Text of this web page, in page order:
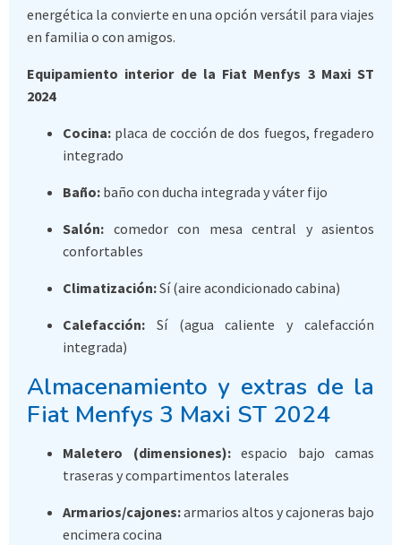
energética la convierte en una opción versátil para viajes
en familia o con amigos.
Equipamiento interior de la Fiat Menfys 3 Maxi ST
2024
Cocina: placa de cocción de dos fuegos, fregadero
integrado
Baño: baño con ducha integrada y váter fijo
Salón: comedor con mesa central y asientos
confortables
Climatización:Sí (aire acondicionado cabina)
Calefacción: Sí (agua caliente y calefacción
integrada)
Almacenamiento y extras de la
Fiat Menfys 3 Maxi ST 2024
Maletero (dimensiones):espacio bajo camas
traseras y compartimentos laterales
Armarios/cajones:armarios altos y cajoneras bajo
encimera cocina